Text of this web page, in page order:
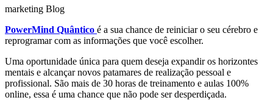
marketing Blog
PowerMind Quântico é a sua chance de reiniciar o seu cérebro e
reprogramar com as informações que você escolher.
Uma oportunidade única para quem deseja expandir os horizontes
mentais e alcançar novos patamares de realização pessoal e
profissional. São mais de 30 horas de treinamento e aulas 100%
online, essa é uma chance que não pode ser desperdiçada.